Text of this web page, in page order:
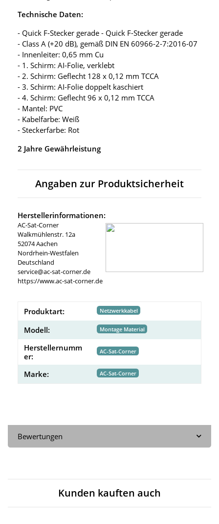
Technische Daten:
- Quick F-Stecker gerade - Quick F-Stecker gerade
- Class A (+20 dB), gemäß DIN EN 60966-2-7:2016-07
- Innenleiter: 0,65 mm Cu
- 1. Schirm: AI-Folie, verklebt
- 2. Schirm: Geflecht 128 x 0,12 mm TCCA
- 3. Schirm: AI-Folie doppelt kaschiert
- 4. Schirm: Geflecht 96 x 0,12 mm TCCA
- Mantel: PVC
- Kabelfarbe: Weiß
- Steckerfarbe: Rot
2 Jahre Gewährleistung
Angaben zur Produktsicherheit
Herstellerinformationen:
AC-Sat-Corner
Walkmühlenstr. 12a
52074 Aachen
Nordrhein-Westfalen
Deutschland
service@ac-sat-corner.de
https://www.ac-sat-corner.de
Produktart: Netzwerkkabel
Modell: Montage Material
Herstellernumm
er:
AC-Sat-Corner
Marke: AC-Sat-Corner
Bewertungen
Kunden kauften auch